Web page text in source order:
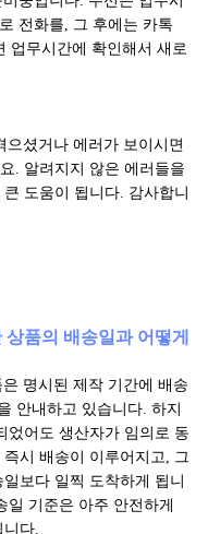
전화를, 그 후에는 카톡
업무시간에 확인해서 새로
셨거나 에러가 보이시면
. 알려지지 않은 에러들을
도움이 됩니다. 감사합니
품의 배송일과 어떻게
명시된 제작 기간에 배송
안내하고 있습니다. 하지
었어도 생산자가 임의로 동
시 배송이 이루어지고, 그
보다 일찍 도착하게 됩니
기준은 아주 안전하게
니다.